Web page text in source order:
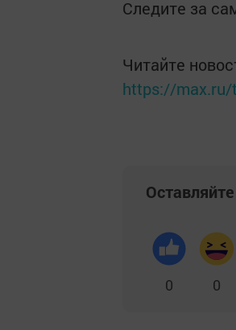
Следите за
Читайте
https://max.ru/
0 0